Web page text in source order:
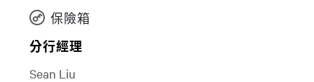
保險箱
分行經理
Sean Liu